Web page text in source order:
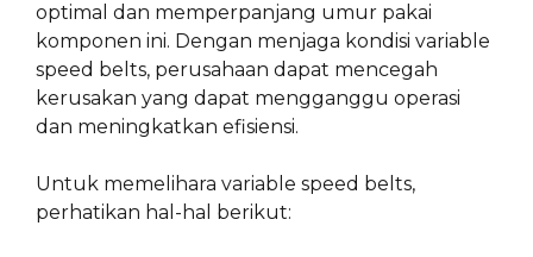
optimal dan memperpanjang umur pakai
komponen ini. Dengan menjaga kondisi variable
speed belts, perusahaan dapat mencegah
kerusakan yang dapat mengganggu operasi
dan meningkatkan efisiensi.
Untuk memelihara variable speed belts,
perhatikan hal-hal berikut: